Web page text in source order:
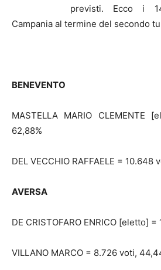
previsti. Ecco i
Campania al termine del secondo
BENEVENTO
MASTELLA MARIO CLEMENTE
62,88%
DEL VECCHIO RAFFAELE = 10.648
AVERSA
DE CRISTOFARO ENRICO [eletto] =
VILLANO MARCO = 8.726 voti,